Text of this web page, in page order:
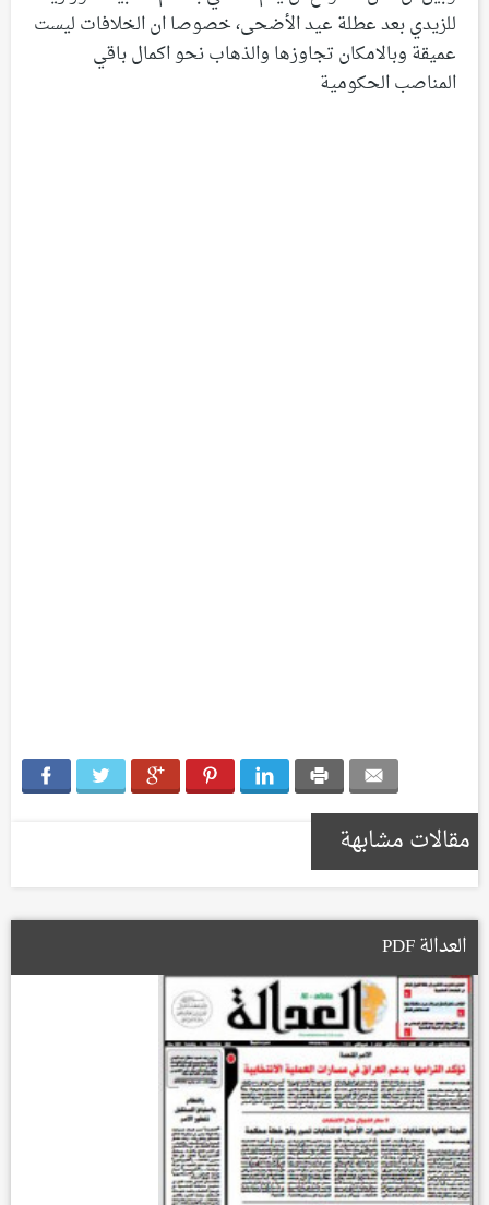
للزيدي بعد عطلة عيد الأضحى، خصوصا ان الخلافات ليست
عميقة وبالامكان تجاوزها والذهاب نحو اكمال باقي
المناصب الحكومية
مقالات مشابهة
العدالة PDF